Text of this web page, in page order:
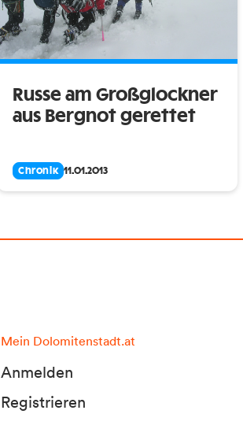
Russe am Großglockner
aus Bergnot gerettet
Chronik 11.01.2013
Mein Dolomitenstadt.at
Anmelden
Registrieren